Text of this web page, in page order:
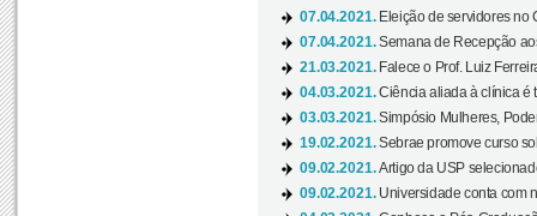
07.04.2021. Eleição de servidores no
07.04.2021.Semana de Recepção
21.03.2021. Falece o Prof. Luiz
04.03.2021.Ciência aliada à clínica é
03.03.2021.Simpósio Mulheres,
19.02.2021.Sebrae promove curso
09.02.2021.Artigo da USP
09.02.2021. Universidade conta com